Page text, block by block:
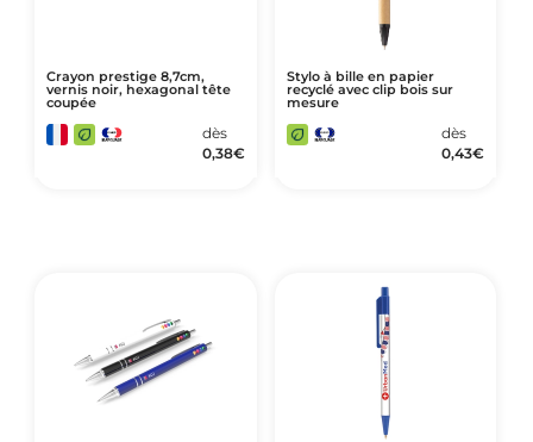
Crayon prestige 8,7cm,
vernis noir, hexagonal tête
coupée
dès
0,38€
Stylo à bille en papier
recyclé avec clip bois sur
mesure
dès
0,43€